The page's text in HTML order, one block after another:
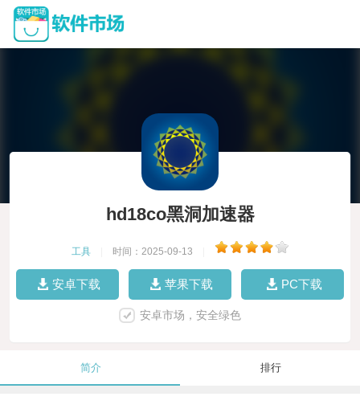
hd18co黑洞加速器
工具 时间：2025-09-13
安卓下载 苹果下载 PC下载
安卓市场，安全绿色
简介 排行